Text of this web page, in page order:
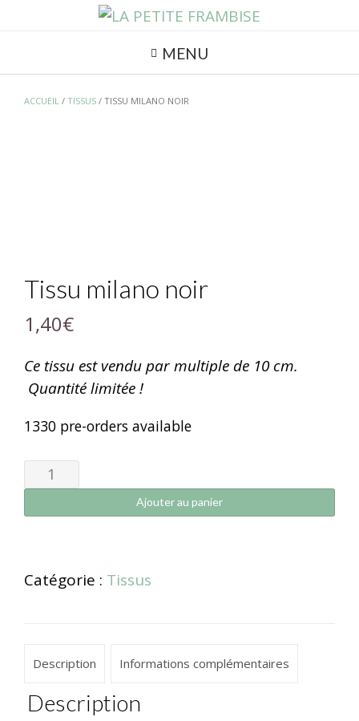
MENU
ACCUEIL / TISSUS / TISSU MILANO NOIR
Tissu milano noir
1,40€
Ce tissu est vendu par multiple de 10 cm.
Quantité limitée !
1330 pre-orders available
Ajouter au panier
Catégorie : Tissus
Description Informations complémentaires
Description